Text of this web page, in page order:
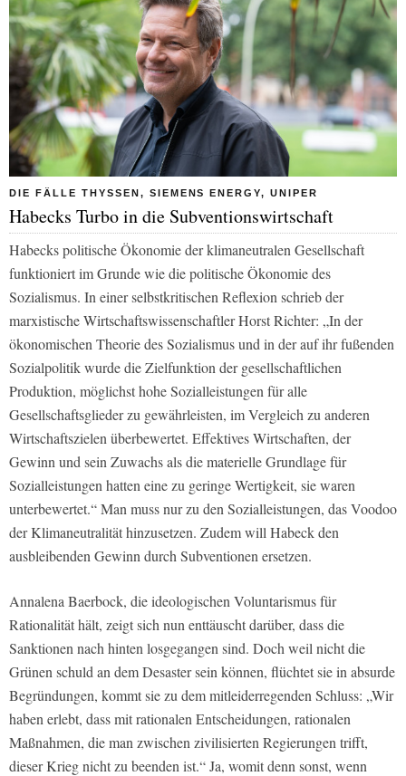
DIE FÄLLE THYSSEN, SIEMENS ENERGY, UNIPER
Habecks Turbo in die Subventionswirtschaft
Habecks politische Ökonomie der klimaneutralen Gesellschaft
funktioniert im Grunde wie die politische Ökonomie des
Sozialismus. In einer selbstkritischen Reflexion schrieb der
marxistische Wirtschaftswissenschaftler Horst Richter: „In der
ökonomischen Theorie des Sozialismus und in der auf ihr fußenden
Sozialpolitik wurde die Zielfunktion der gesellschaftlichen
Produktion, möglichst hohe Sozialleistungen für alle
Gesellschaftsglieder zu gewährleisten, im Vergleich zu anderen
Wirtschaftszielen überbewertet. Effektives Wirtschaften, der
Gewinn und sein Zuwachs als die materielle Grundlage für
Sozialleistungen hatten eine zu geringe Wertigkeit, sie waren
unterbewertet.“ Man muss nur zu den Sozialleistungen, das Voodoo
der Klimaneutralität hinzusetzen. Zudem will Habeck den
ausbleibenden Gewinn durch Subventionen ersetzen.
Annalena Baerbock, die ideologischen Voluntarismus für
Rationalität hält, zeigt sich nun enttäuscht darüber, dass die
Sanktionen nach hinten losgegangen sind. Doch weil nicht die
Grünen schuld an dem Desaster sein können, flüchtet sie in absurde
Begründungen, kommt sie zu dem mitleiderregenden Schluss: „Wir
haben erlebt, dass mit rationalen Entscheidungen, rationalen
Maßnahmen, die man zwischen zivilisierten Regierungen trifft,
dieser Krieg nicht zu beenden ist.“ Ja, womit denn sonst, wenn